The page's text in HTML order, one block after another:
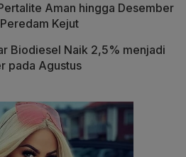
Aman hingga Desember
Kejut
Biodiesel Naik 2,5% menjadi
pada Agustus